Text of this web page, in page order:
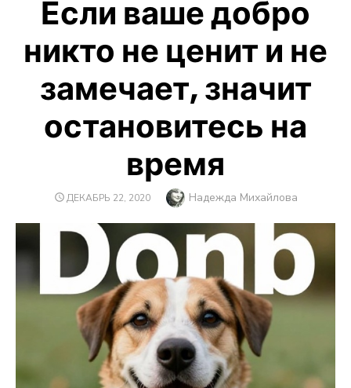
Если ваше добро
никто не ценит и не
замечает, значит
остановитесь на
время
ОПУБЛИКОВАНО
ДЕКАБРЬ 22, 2020 Автор
Надежда Михайлова